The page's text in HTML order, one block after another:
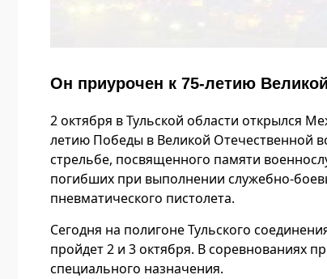
Он приурочен к 75-летию
2 октября в Тульской области открылся
летию Победы в Великой Отечественной
стрельбе, посвященного памяти
погибших при выполнении служебно-
пневматического пистолета.
Сегодня на полигоне Тульского
пройдет 2 и 3 октября. В соревнованиях
специального назначения.